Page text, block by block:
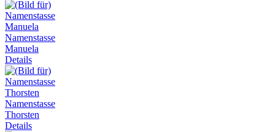
Namenstasse
Manuela
Details
Namenstasse
Thorsten
Details